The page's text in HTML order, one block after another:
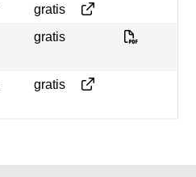
gratis IV-
gratis
gratis Nichterwerbstätige